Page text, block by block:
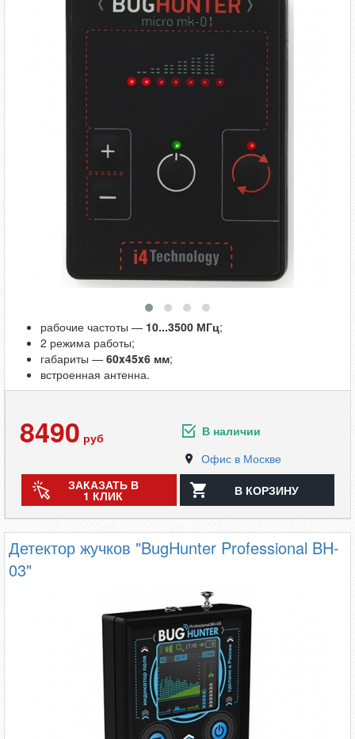
рабочие частоты — 10...3500 МГц;
2 режима работы;
габариты — 60x45x6 мм;
встроенная антенна.
8490 руб
В наличии
Офис в Москве
ЗАКАЗАТЬ В
1 КЛИК В КОРЗИНУ
Детектор жучков "BugHunter Professional BH-
03"